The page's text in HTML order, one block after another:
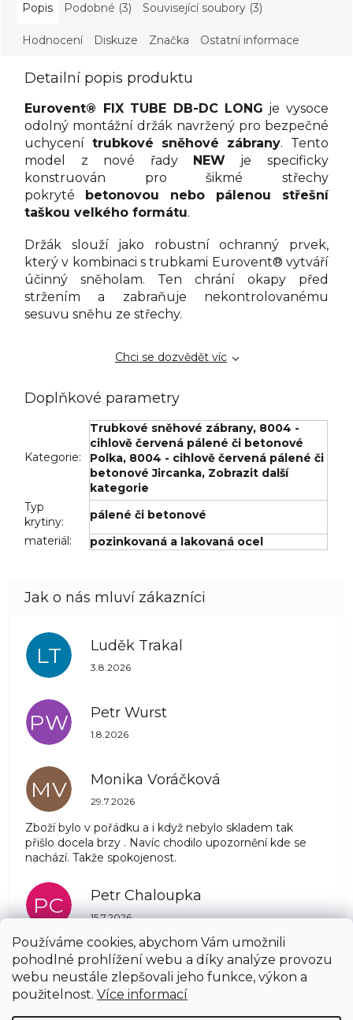
Používáme cookies, abychom Vám umožnili
pohodlné prohlížení webu a díky analýze provozu
webu neustále zlepšovali jeho funkce, výkon a
použitelnost. Více informací
Popis Podobné (3) Související soubory (3)
Hodnocení Diskuze Značka Ostatní informace
Detailní popis produktu
Eurovent® FIX TUBE DB-DC LONG je vysoce
odolný montážní držák navržený pro bezpečné
uchycení trubkové sněhové zábrany. Tento
model z nové řady
NEW
je specificky
konstruován pro šikmé střechy
pokryté
betonovou nebo pálenou střešní
taškou velkého formátu.
Držák slouží jako robustní ochranný prvek,
který v kombinaci s trubkami Eurovent® vytváří
účinný sněholam. Ten chrání okapy před
stržením a zabraňuje nekontrolovanému
sesuvu sněhu ze střechy.
Chci se dozvědět víc
Doplňkové parametry
Kategorie:
Trubkové sněhové zábrany, 8004 -
cihlově červená pálené či betonové
Polka, 8004 - cihlově červená pálené či
betonové Jircanka, Zobrazit další
kategorie
Typ
krytiny:
pálené či betonové
materiál: pozinkovaná a lakovaná ocel
LT Luděk Trakal
Hodnocení obchodu je 5 z 5 hvězdiček.
3.8.2026
PW Petr Wurst
Hodnocení obchodu je 5 z 5 hvězdiček.
1.8.2026
MV Monika Voráčková
Hodnocení obchodu je 5 z 5 hvězdiček.
29.7.2026
Zboží bylo v pořádku a i když nebylo skladem tak
přišlo docela brzy . Navíc chodilo upozornění kde se
nachází. Takže spokojenost.
PC Petr Chaloupka
Hodnocení obchodu je 5 z 5 hvězdiček.
15.7.2026
Zobrazit další hodnocení